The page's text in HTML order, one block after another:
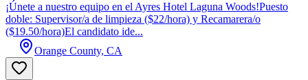
¡Únete a nuestro equipo en el Ayres Hotel Laguna Woods!Puesto
doble: Supervisor/a de limpieza ($22/hora) y Recamarera/o
($19.50/hora)El candidato ide...
Orange County, CA